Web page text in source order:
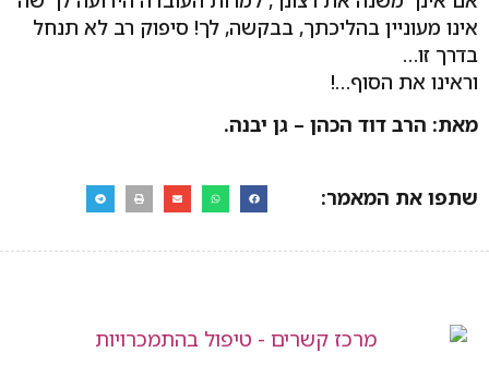
אינו מעוניין בהליכתך, בבקשה, לך! סיפוק רב לא תנחל
בדרך זו…
וראינו את הסוף…!
מאת: הרב דוד הכהן – גן יבנה.
שתפו את המאמר: